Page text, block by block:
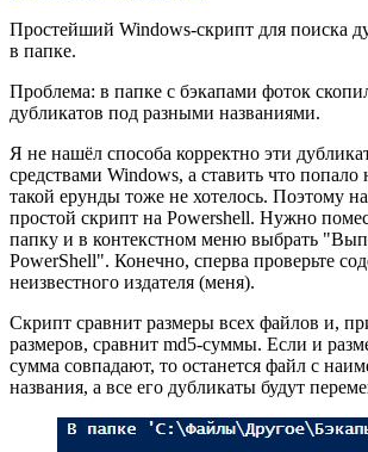
Простейший Windows-скрипт для поиска
в папке.
Проблема: в папке с бэкапами фоток
дубликатов под разными названиями.
Я не нашёл способа корректно эти
средствами Windows, а ставить что
такой ерунды тоже не хотелось. Поэтому
простой скрипт на Powershell. Нужно
папку и в контекстном меню выбрать
PowerShell". Конечно, сперва проверьте
неизвестного издателя (меня).
Скрипт сравнит размеры всех файлов и,
размеров, сравнит md5-суммы. Если и
сумма совпадают, то останется файл с
названия, а все его дубликаты будут